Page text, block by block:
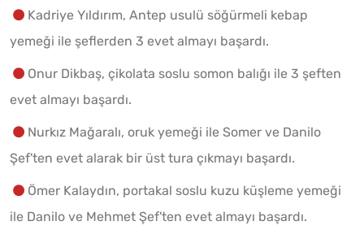
Kadriye Yıldırım, Antep usulü söğürmeli kebap
yemeği ile şeflerden 3 evet almayı başardı.
Onur Dikbaş, çikolata soslu somon balığı ile 3 şeften
evet almayı başardı.
Nurkız Mağaralı, oruk yemeği ile Somer ve Danilo
Şef'ten evet alarak bir üst tura çıkmayı başardı.
Ömer Kalaydın, portakal soslu kuzu küşleme yemeği
ile Danilo ve Mehmet Şef'ten evet almayı başardı.